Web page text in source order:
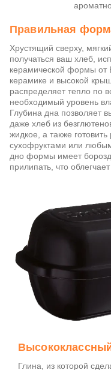
Правильная
Хрустящий сверху,
получаться ваш хлеб,
керамической формы от
керамике и высокой
распределяет тепло по
необходимый уровень
Глубина дна позволяет
даже хлеб из
жидкое, а также
сухофруктами или
дно формы имеет
прилипать, что
Глина, из которой